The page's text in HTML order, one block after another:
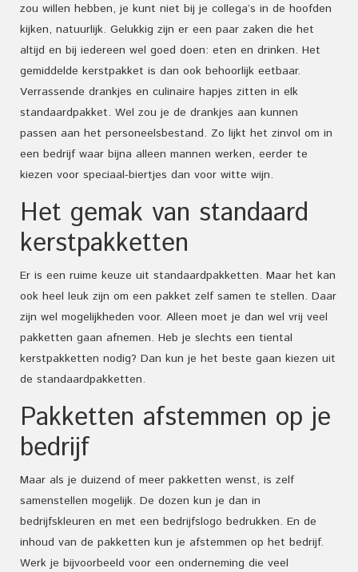
zou willen hebben, je kunt niet bij je collega’s in de hoofden
kijken, natuurlijk. Gelukkig zijn er een paar zaken die het
altijd en bij iedereen wel goed doen: eten en drinken. Het
gemiddelde kerstpakket is dan ook behoorlijk eetbaar.
Verrassende drankjes en culinaire hapjes zitten in elk
standaardpakket. Wel zou je de drankjes aan kunnen
passen aan het personeelsbestand. Zo lijkt het zinvol om in
een bedrijf waar bijna alleen mannen werken, eerder te
kiezen voor speciaal-biertjes dan voor witte wijn.
Het gemak van standaard
kerstpakketten
Er is een ruime keuze uit standaardpakketten. Maar het kan
ook heel leuk zijn om een pakket zelf samen te stellen. Daar
zijn wel mogelijkheden voor. Alleen moet je dan wel vrij veel
pakketten gaan afnemen. Heb je slechts een tiental
kerstpakketten nodig? Dan kun je het beste gaan kiezen uit
de standaardpakketten.
Pakketten afstemmen op je
bedrijf
Maar als je duizend of meer pakketten wenst, is zelf
samenstellen mogelijk. De dozen kun je dan in
bedrijfskleuren en met een bedrijfslogo bedrukken. En de
inhoud van de pakketten kun je afstemmen op het bedrijf.
Werk je bijvoorbeeld voor een onderneming die veel